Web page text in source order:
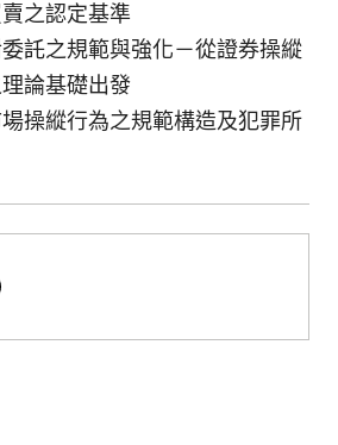
之認定基準
託之規範與強化－從證券操縱
論基礎出發
操縱行為之規範構造及犯罪所